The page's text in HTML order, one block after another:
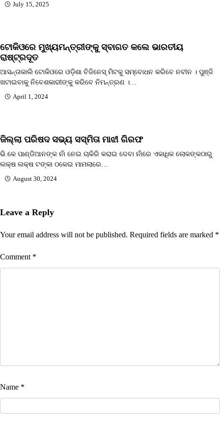
July 15, 2025
ଟୋକିଓରେ ମୁଖ୍ୟମନ୍ତ୍ରୀଙ୍କୁ ସ୍ବାଗତ କଲେ ଭାରତୀୟ
ରାଷ୍ଟ୍ରଦୂତ
ଆସନ୍ତାକାଲି ଟୋକିଓରେ ଓଡ଼ିଶା ବିଜିନେସ୍ ମିଟକୁ ସମ୍ବୋଧନ କରିବେ ନବୀନ । ପୁଞ୍ଜି
ଖଟାଇବାକୁ ନିବେଶକାରୀଙ୍କୁ କରିବେ ନିମନ୍ତ୍ରଣ ।…
April 1, 2024
ଜିଲ୍ଲା ପରିଷଦ ସଭ୍ୟ ସସ୍ମିତା ମାଝୀ ଗିରଫ
ଭି.କେ ପାଣ୍ଡିଆନଙ୍କ ନାଁ ନେଇ ଚାକିରି କରାଇ ଦେବା ନାଁରେ ଏକାଧିକ ଲୋକଙ୍କଠାରୁ
ଲକ୍ଷ ଲକ୍ଷ ଟଙ୍କା ଠକେଇ ମାମଲାରେ…
August 30, 2024
Leave a Reply
Your email address will not be published. Required fields are marked *
Comment *
Name *